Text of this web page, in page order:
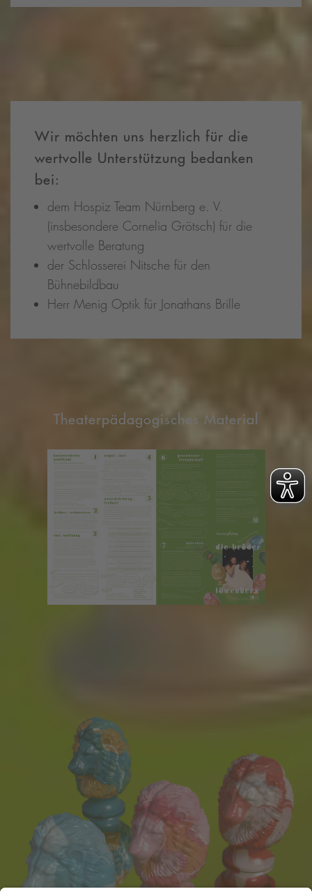
Wir möchten uns herzlich für die
wertvolle Unterstützung bedanken
bei:
dem Hospiz Team Nürnberg e. V.
(insbesondere Cornelia Grötsch) für die
wertvolle Beratung
der Schlosserei Nitsche für den
Bühnebildbau
Herr Menig Optik für Jonathans Brille
Theaterpädagogisches Material